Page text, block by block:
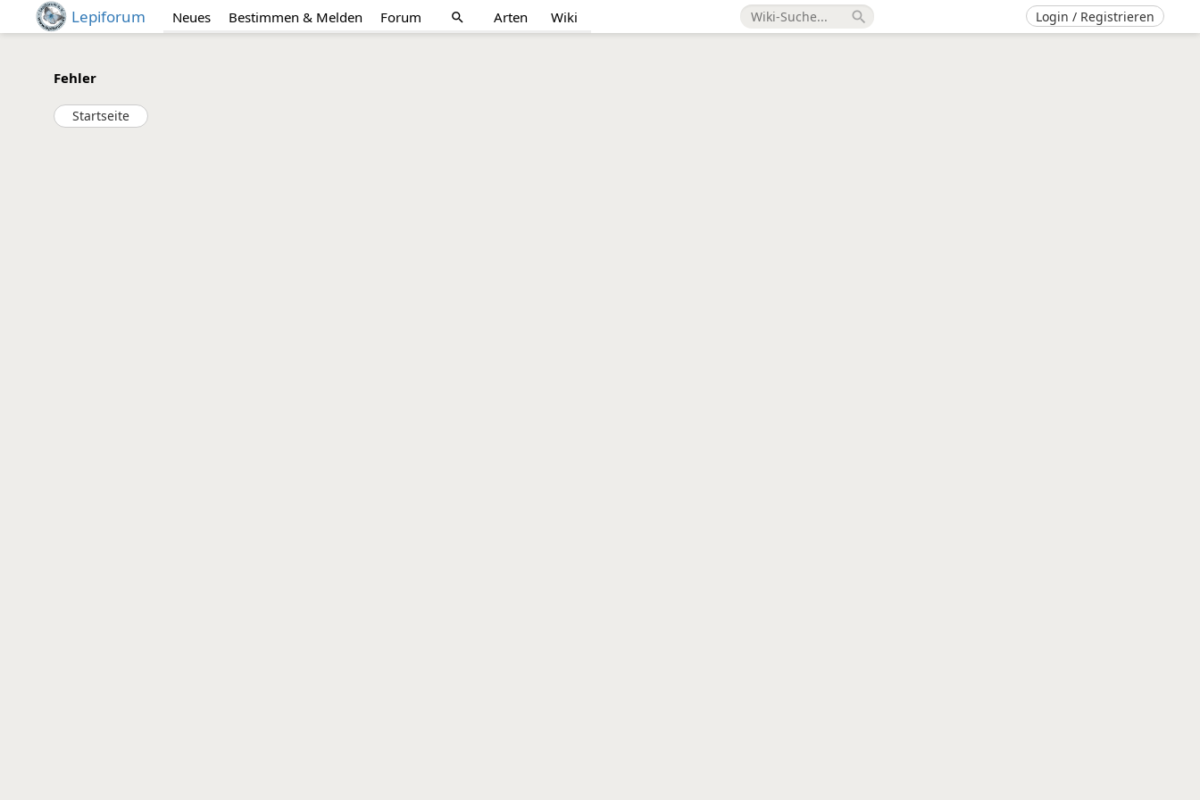
Lepiforum Neues Bestimmen & Melden Forum search Arten Wiki search Login / Registrieren
Fehler
Startseite